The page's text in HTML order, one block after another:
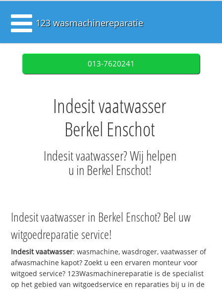
123 wasmachinereparatie
013-7620241
Indesit vaatwasser
Berkel Enschot
Indesit vaatwasser? Wij helpen
u in Berkel Enschot!
Indesit vaatwasser in Berkel Enschot? Bel uw
witgoedreparatie service!
Indesit vaatwasser: wasmachine, wasdroger, vaatwasser of
afwasmachine kapot? Zoekt u een ervaren monteur voor
witgoed service? 123Wasmachinereparatie is de specialist
op het gebied van witgoedservice en reparaties bij u in de